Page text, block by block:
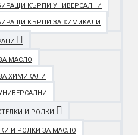
КЪРПИ УНИВЕРСАЛНИ
КЪРПИ ЗА ХИМИКАЛИ
МАСЛО
ХИМИКАЛИ
И РОЛКИ
И РОЛКИ ЗА МАСЛО